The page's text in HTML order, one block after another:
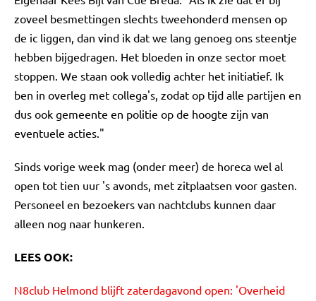
zoveel besmettingen slechts tweehonderd mensen op
de ic liggen, dan vind ik dat we lang genoeg ons steentje
hebben bijgedragen. Het bloeden in onze sector moet
stoppen. We staan ook volledig achter het initiatief. Ik
ben in overleg met collega's, zodat op tijd alle partijen en
dus ook gemeente en politie op de hoogte zijn van
eventuele acties."
Sinds vorige week mag (onder meer) de horeca wel al
open tot tien uur 's avonds, met zitplaatsen voor gasten.
Personeel en bezoekers van nachtclubs kunnen daar
alleen nog naar hunkeren.
LEES OOK:
N8club Helmond blijft zaterdagavond open: 'Overheid